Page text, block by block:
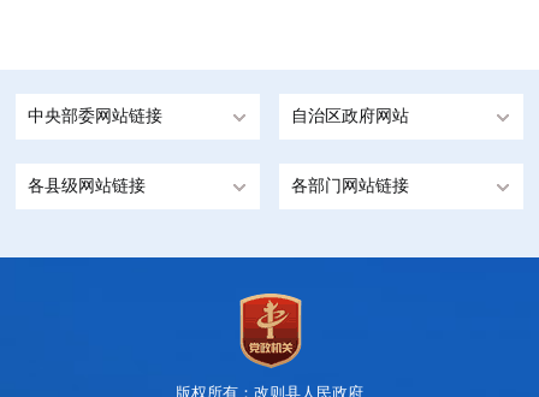
中央部委网站链接 自治区政府网站
各县级网站链接 各部门网站链接
版权所有：改则县人民政府